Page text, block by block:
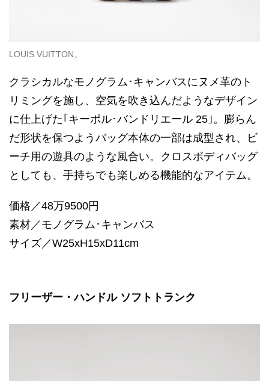
LOUIS VUITTON。
クラシカルなモノグラム･キャンバスにヌメ革のト
リミングを施し、空気を吹き込んだようなデザイン
に仕上げた｢キーポル･バンドリエール 25｣。膨らん
だ形状を保つようバッグ本体の一部は成型され、ビ
ーチ用の遊具のような風合い。クロスボディバッグ
としても、手持ちでも楽しめる機能的なアイテム。
価格／48万9500円
素材／モノグラム･キャンバス
サイズ／W25xH15xD11cm
フリーザー・ハンドル ソフトトランク